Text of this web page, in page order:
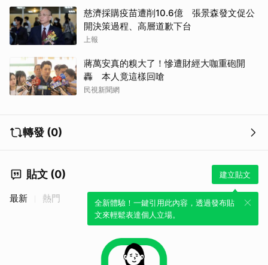
慈濟採購疫苗遭削10.6億 張景森發文促公
開決策過程、高層道歉下台
上報
蔣萬安真的糗大了！慘遭財經大咖重砲開
轟 本人竟這樣回嗆
民視新聞網
轉發 (0)
貼文 (0) 建立貼文
全新體驗！一鍵引用此內容，透過發布貼
文來輕鬆表達個人立場。
最新 熱門